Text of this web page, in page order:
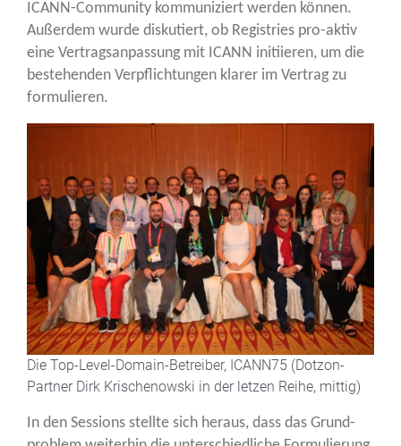
ICANN-Com­mu­ni­ty kom­mu­ni­ziert wer­den kön­nen.
Außer­dem wur­de dis­ku­tiert, ob Regis­tries pro-aktiv
eine Ver­trags­an­pas­sung mit ICANN initi­ie­ren, um die
bestehen­den Ver­pflich­tun­gen kla­rer im Ver­trag zu
formulieren.
Die Top-Level-Domain-Betrei­ber, ICANN75 (Dot­zon-
Part­ner Dirk Kri­schenow­ski in der let­zen Rei­he, mittig)
In den Ses­si­ons stell­te sich her­aus, dass das Grund­